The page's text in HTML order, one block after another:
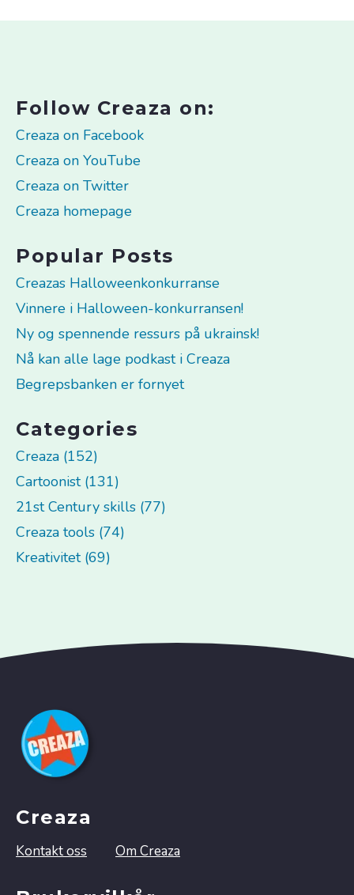
Follow Creaza on:
Creaza on Facebook
Creaza on YouTube
Creaza on Twitter
Creaza homepage
Popular Posts
Creazas Halloweenkonkurranse
Vinnere i Halloween-konkurransen!
Ny og spennende ressurs på ukrainsk!
Nå kan alle lage podkast i Creaza
Begrepsbanken er fornyet
Categories
Creaza (152)
Cartoonist (131)
21st Century skills (77)
Creaza tools (74)
Kreativitet (69)
Creaza
Kontakt oss Om Creaza